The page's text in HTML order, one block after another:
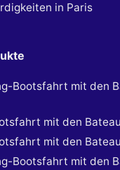
in Paris
Bootsfahrt mit den
mit den
mit den
Bootsfahrt mit den